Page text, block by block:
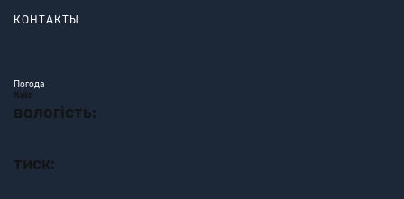
КОНТАКТЫ
Погода
Київ
вологість:
тиск: